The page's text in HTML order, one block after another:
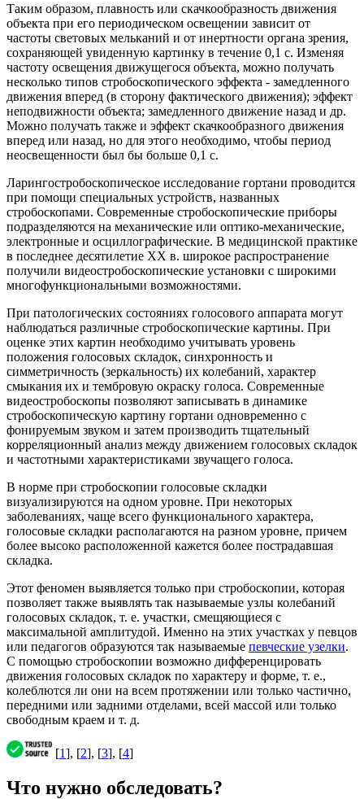
Таким образом, плавность или скачкообразность движения
объекта при его периодическом освещении зависит от
частоты световых мельканий и от инертности органа зрения,
сохраняющей увиденную картинку в течение 0,1 с. Изменяя
частоту освещения движущегося объекта, можно получать
несколько типов стробоскопического эффекта - замедленного
движения вперед (в сторону фактического движения); эффект
неподвижности объекта; замедленного движение назад и др.
Можно получать также и эффект скачкообразного движения
вперед или назад, но для этого необходимо, чтобы период
неосвещенности был бы больше 0,1 с.
Ларингостробоскопическое исследование гортани проводится
при помощи специальных устройств, названных
стробоскопами. Современные стробоскопические приборы
подразделяются на механические или оптико-механические,
электронные и осциллографические. В медицинской практике
в последнее десятилетие XX в. широкое распространение
получили видеостробоскопические установки с широкими
многофункциональными возможностями.
При патологических состояниях голосового аппарата могут
наблюдаться различные стробоскопические картины. При
оценке этих картин необходимо учитывать уровень
положения голосовых складок, синхронность и
симметричность (зеркальность) их колебаний, характер
смыкания их и тембровую окраску голоса. Современные
видеостробоскопы позволяют записывать в динамике
стробоскопическую картину гортани одновременно с
фонируемым звуком и затем производить тщательный
корреляционный анализ между движением голосовых складок
и частотными характеристиками звучащего голоса.
В норме при стробоскопии голосовые складки
визуализируются на одном уровне. При некоторых
заболеваниях, чаще всего функционального характера,
голосовые складки располагаются на разном уровне, причем
более высоко расположенной кажется более пострадавшая
складка.
Этот феномен выявляется только при стробоскопии, которая
позволяет также выявлять так называемые узлы колебаний
голосовых складок, т. е. участки, смещяющиеся с
максимальной амплитудой. Именно на этих участках у певцов
или педагогов образуются так называемые певческие узелки.
С помощью стробоскопии возможно дифференцировать
движения голосовых складок по характеру и форме, т. е.,
колеблются ли они на всем протяжении или только частично,
передними или задними отделами, всей массой или только
свободным краем и т. д.
[1], [2], [3], [4]
Что нужно обследовать?